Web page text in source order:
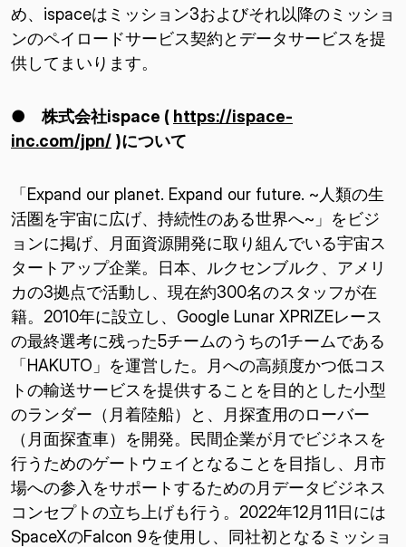
め、ispaceはミッション3およびそれ以降のミッショ
ンのペイロードサービス契約とデータサービスを提
供してまいります。
● 株式会社ispace ( https://ispace-
inc.com/jpn/ )について
「Expand our planet. Expand our future. ~人類の生
活圏を宇宙に広げ、持続性のある世界へ~」をビジ
ョンに掲げ、月面資源開発に取り組んでいる宇宙ス
タートアップ企業。日本、ルクセンブルク、アメリ
カの3拠点で活動し、現在約300名のスタッフが在
籍。2010年に設立し、Google Lunar XPRIZEレース
の最終選考に残った5チームのうちの1チームである
「HAKUTO」を運営した。月への高頻度かつ低コス
トの輸送サービスを提供することを目的とした小型
のランダー（月着陸船）と、月探査用のローバー
（月面探査車）を開発。民間企業が月でビジネスを
行うためのゲートウェイとなることを目指し、月市
場への参入をサポートするための月データビジネス
コンセプトの立ち上げも行う。2022年12月11日には
SpaceXのFalcon 9を使用し、同社初となるミッショ